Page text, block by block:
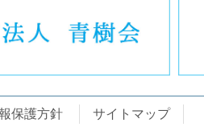
保護方針 サイトマップ